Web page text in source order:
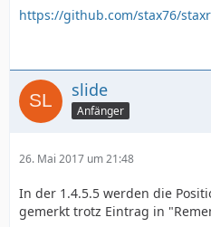
https://github.com/stax76/
slide
Anfänger
26. Mai 2017 um 21:48
In der 1.4.5.5 werden die
gemerkt trotz Eintrag in